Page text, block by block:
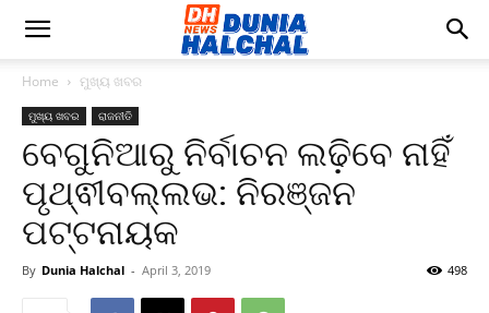
Home ମୁଖ୍ୟ ଖବର
ମୁଖ୍ୟ ଖବର ରାଜନୀତି
ବେଗୁନିଆରୁ ନିର୍ବାଚନ ଲଢ଼ିବେ ନାହିଁ
ପୃଥ୍ଵୀବଲ୍ଲଭ: ନିରଞ୍ଜନ
ପଟ୍ଟନାୟକ
By Dunia Halchal - April 3, 2019 498